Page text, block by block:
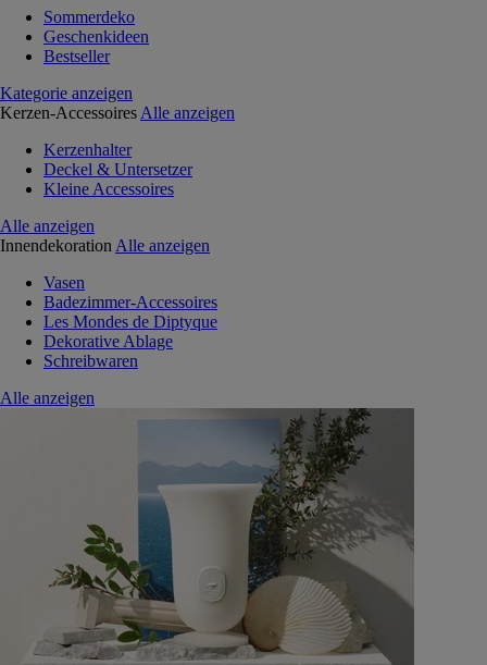
Sommerdeko
Geschenkideen
Bestseller
Kategorie anzeigen
Kerzen-Accessoires Alle anzeigen
Kerzenhalter
Deckel & Untersetzer
Kleine Accessoires
Alle anzeigen
Innendekoration Alle anzeigen
Vasen
Badezimmer-Accessoires
Les Mondes de Diptyque
Dekorative Ablage
Schreibwaren
Alle anzeigen